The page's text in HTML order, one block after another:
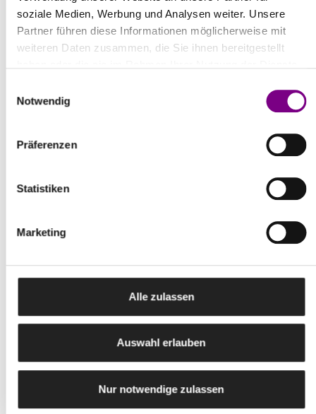
soziale Medien, Werbung und Analysen weiter. Unsere
Partner führen diese Informationen möglicherweise mit
weiteren Daten zusammen, die Sie ihnen bereitgestellt
Notwendig
Präferenzen
Statistiken
Marketing
Alle zulassen
Auswahl erlauben
Nur notwendige zulassen
WEITERE PRODUKTE & ZUBEHÖR
REFERENZOBJEKTE
UNSERE LACKE UND LASUREN IM